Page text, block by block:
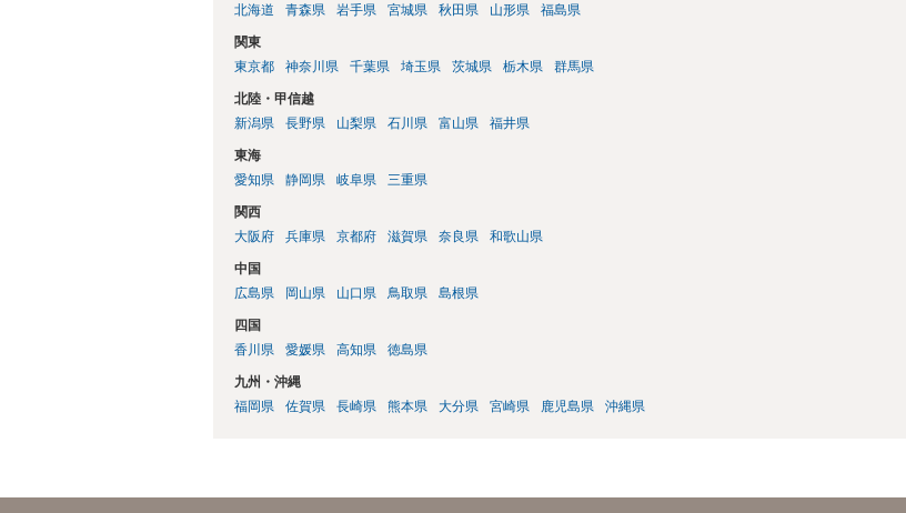
北海道
青森県 岩手県 宮城県 秋田県 山形県 福島県
関東
東京都
神奈川県 千葉県 埼玉県 茨城県 栃木県 群馬県
北陸・甲信越
新潟県
長野県 山梨県 石川県 富山県 福井県
東海
愛知県
静岡県 岐阜県 三重県
関西
大阪府
兵庫県 京都府 滋賀県 奈良県 和歌山県
中国
広島県
岡山県 山口県 鳥取県 島根県
四国
香川県
愛媛県 高知県 徳島県
九州・沖縄
福岡県
佐賀県 長崎県 熊本県 大分県 宮崎県 鹿児島県 沖縄県